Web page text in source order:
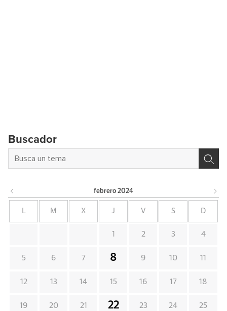
Buscador
febrero 2024
L M X J V S D
1 2 3 4
5 6 7 8 9 10 11
12 13 14 15 16 17 18
19 20 21 22 23 24 25